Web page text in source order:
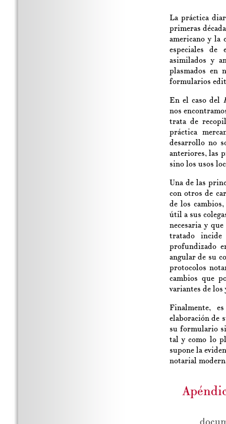
La práctica
primeras
americano y la
especiales de
asimilados y
plasmados en
formularios
En el caso del
nos
trata de
práctica
desarrollo no
anteriores, las
sino los usos
Una de las
con otros de
de los
útil a sus
necesaria y
tratado
profundizado
angular de su
protocolos
cambios que
variantes de los
Finalmente,
elaboración de
su formulario
tal y como lo
supone la
notarial